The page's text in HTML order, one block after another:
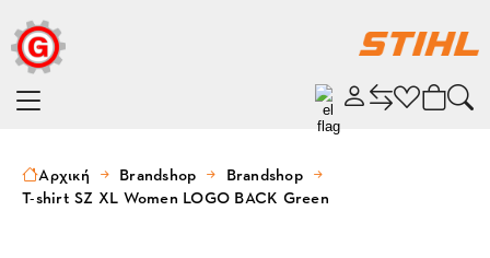
Αρχική Brandshop
Brandshop
T-shirt SZ XL Women LOGO BACK Green